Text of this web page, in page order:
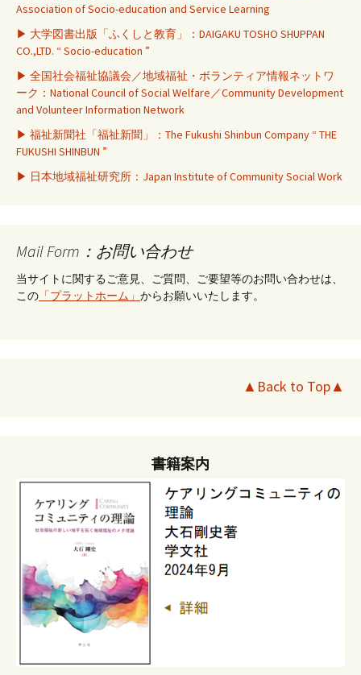
Association of Socio-education and Service Learning
▶ 大学図書出版「ふくしと教育」：DAIGAKU TOSHO SHUPPAN
CO.,LTD. “ Socio-education ”
▶ 全国社会福祉協議会／地域福祉・ボランティア情報ネットワ
ーク：National Council of Social Welfare／Community Development
and Volunteer Information Network
▶ 福祉新聞社「福祉新聞」：The Fukushi Shinbun Company “ THE
FUKUSHI SHINBUN ”
▶ 日本地域福祉研究所：Japan Institute of Community Social Work
Mail Form：お問い合わせ
当サイトに関するご意見、ご質問、ご要望等のお問い合わせは、
この 「プラットホーム」 からお願いいたします。
▲Back to Top▲
書籍案内